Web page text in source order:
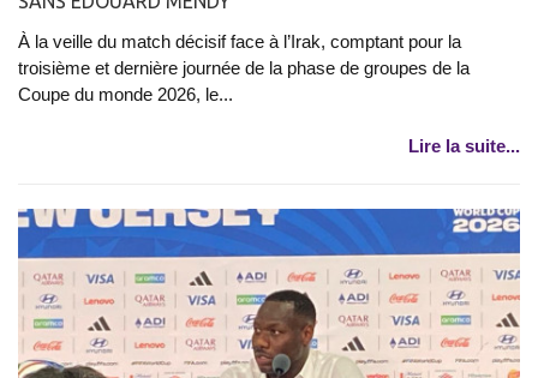
À la veille du match décisif face à l’Irak, comptant pour la
troisième et dernière journée de la phase de groupes de la
Coupe du monde 2026, le...
Lire la suite...